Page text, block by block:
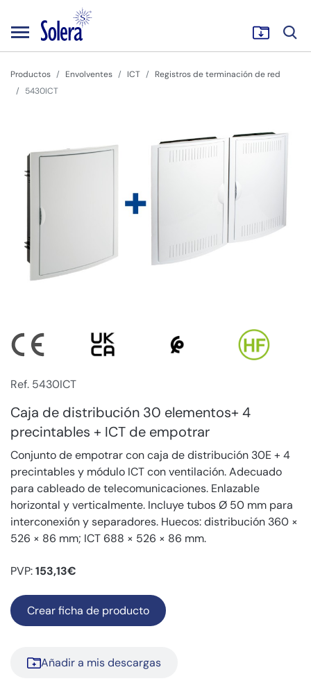
Productos Envolventes ICT
Registros de terminación de red
5430ICT
Ref. 5430ICT
Caja de distribución 30 elementos+ 4
precintables + ICT de empotrar
Conjunto de empotrar con caja de distribución 30E + 4
precintables y módulo ICT con ventilación. Adecuado
para cableado de telecomunicaciones. Enlazable
horizontal y verticalmente. Incluye tubos Ø 50 mm para
interconexión y separadores. Huecos: distribución 360 ×
526 × 86 mm; ICT 688 × 526 × 86 mm.
PVP:153,13€
Crear ficha de producto
Añadir a mis descargas